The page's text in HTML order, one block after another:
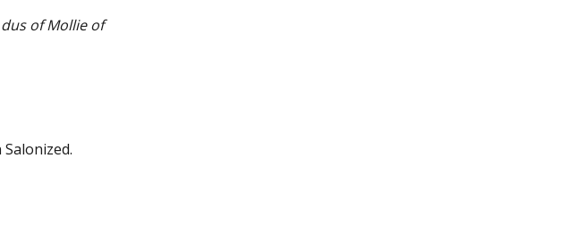
dus of Mollie of